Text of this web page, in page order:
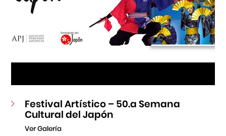
Festival Artístico – 50.a Semana
Cultural del Japón
Ver Galería